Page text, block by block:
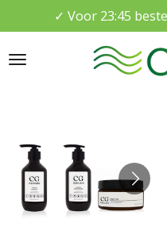
direct
naar
✓ Voor 23:45